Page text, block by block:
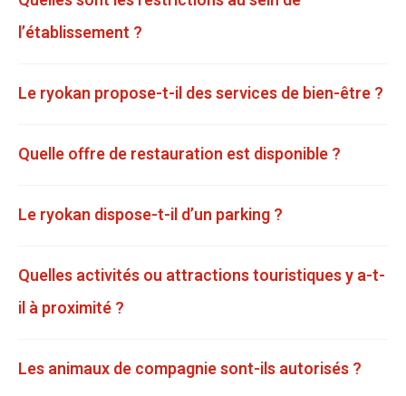
l’établissement ?
Le ryokan propose-t-il des services de bien-être ?
Quelle offre de restauration est disponible ?
Le ryokan dispose-t-il d’un parking ?
Quelles activités ou attractions touristiques y a-t-
il à proximité ?
Les animaux de compagnie sont-ils autorisés ?